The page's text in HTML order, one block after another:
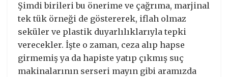
Şimdi birileri bu önerime ve çağrıma, marjinal
tek tük örneği de göstererek, iflah olmaz
seküler ve plastik duyarlılıklarıyla tepki
verecekler. İşte o zaman, ceza alıp hapse
girmemiş ya da hapiste yatıp çıkmış suç
makinalarının serseri mayın gibi aramızda